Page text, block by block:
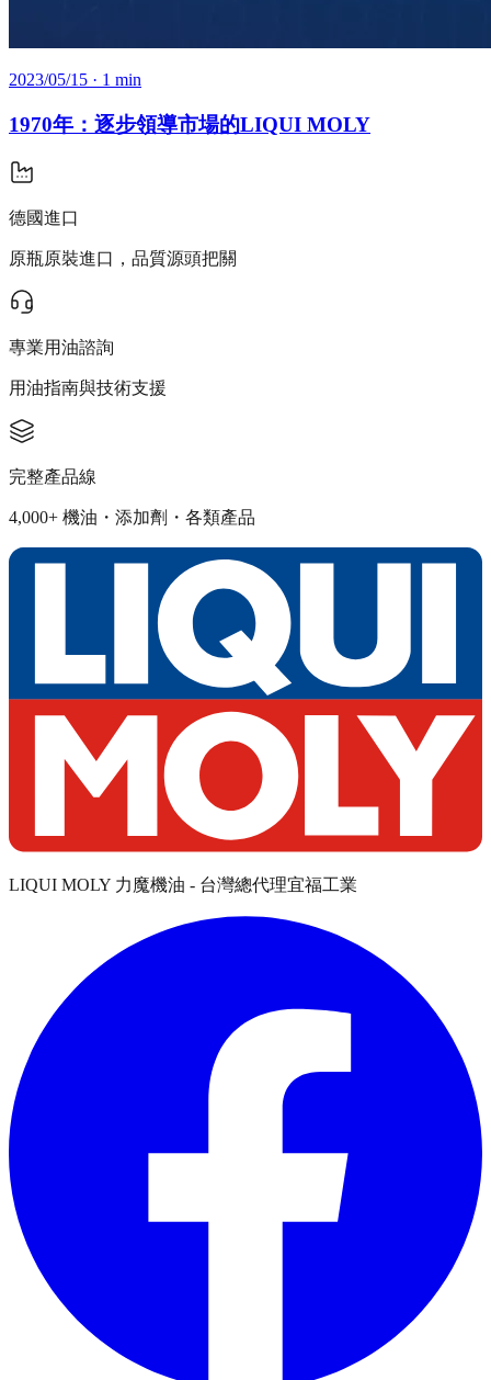
2023/05/15 · 1 min
1970年：逐步領導市場的LIQUI MOLY
德國進口
原瓶原裝進口，品質源頭把關
專業用油諮詢
用油指南與技術支援
完整產品線
4,000+ 機油・添加劑・各類產品
LIQUI MOLY 力魔機油 - 台灣總代理宜福工業